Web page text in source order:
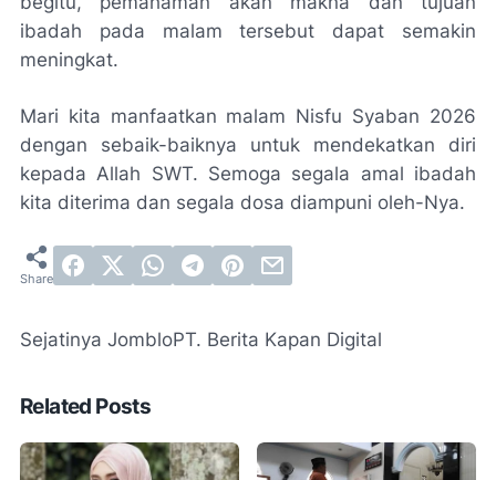
ibadah pada malam tersebut dapat semakin
meningkat.
Mari kita manfaatkan malam Nisfu Syaban 2026
dengan sebaik-baiknya untuk mendekatkan diri
kepada Allah SWT. Semoga segala amal ibadah
kita diterima dan segala dosa diampuni oleh-Nya.
Sejatinya JombloPT. Berita Kapan Digital
Related Posts